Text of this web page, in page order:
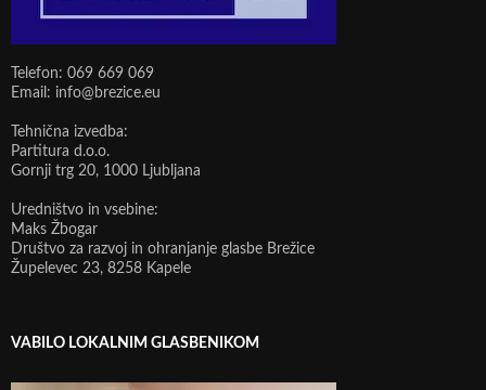
Telefon: 069 669 069
Email: info@brezice.eu
Tehnična izvedba:
Partitura d.o.o.
Gornji trg 20, 1000 Ljubljana
Uredništvo in vsebine:
Maks Žbogar
Društvo za razvoj in ohranjanje glasbe Brežice
Župelevec 23, 8258 Kapele
VABILO LOKALNIM GLASBENIKOM